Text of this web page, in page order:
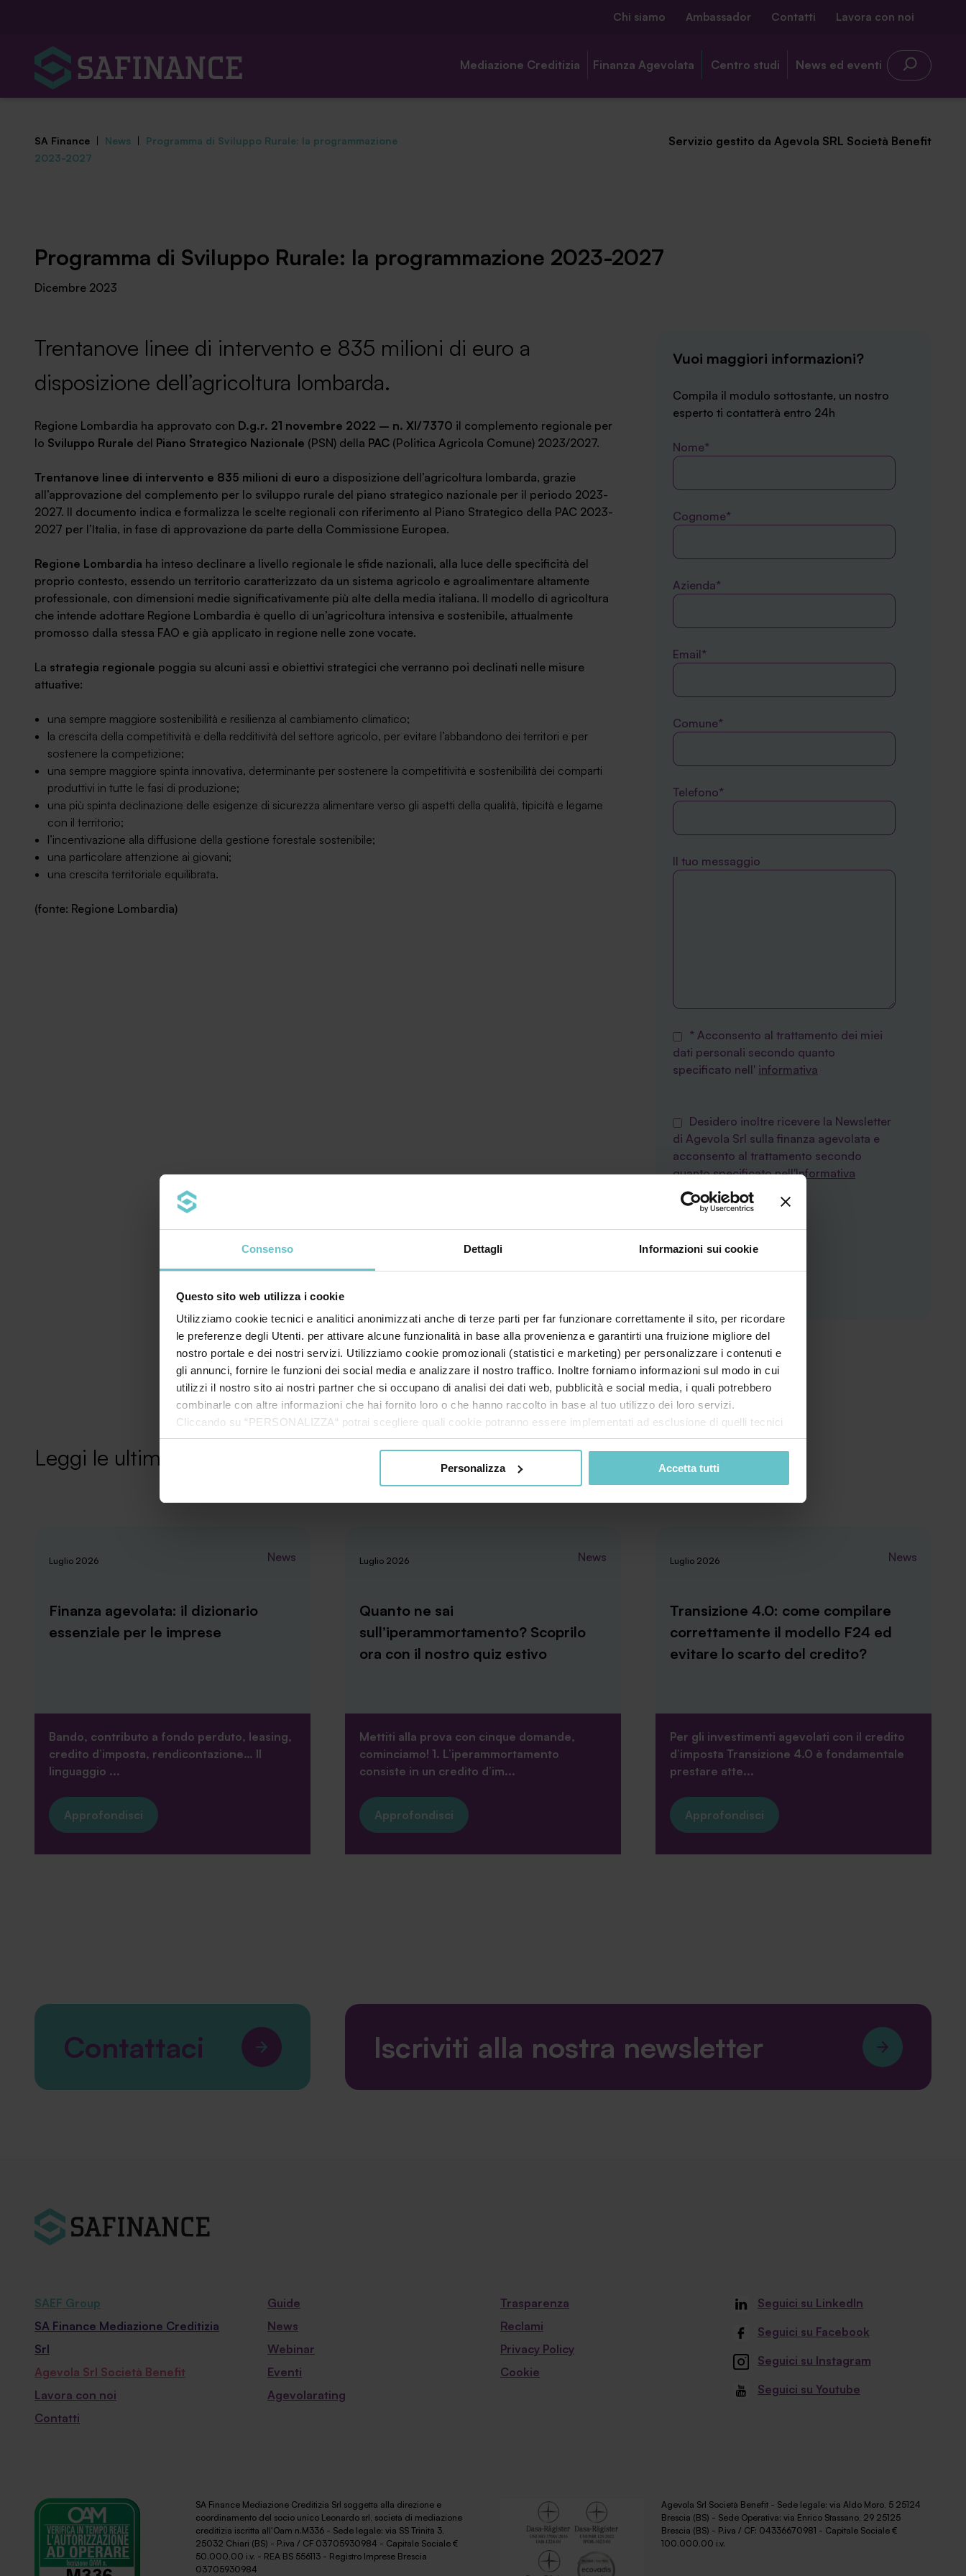
Consenso Dettagli Informazioni sui cookie
Questo sito web utilizza i cookie
Utilizziamo cookie tecnici e analitici anonimizzati anche di terze parti per far funzionare correttamente il sito, per ricordare
le preferenze degli Utenti. per attivare alcune funzionalità in base alla provenienza e garantirti una fruizione migliore del
nostro portale e dei nostri servizi. Utilizziamo cookie promozionali (statistici e marketing) per personalizzare i contenuti e
gli annunci, fornire le funzioni dei social media e analizzare il nostro traffico. Inoltre forniamo informazioni sul modo in cui
utilizzi il nostro sito ai nostri partner che si occupano di analisi dei dati web, pubblicità e social media, i quali potrebbero
combinarle con altre informazioni che hai fornito loro o che hanno raccolto in base al tuo utilizzo dei loro servizi.
Cliccando su “PERSONALIZZA“ potrai scegliere quali cookie potranno essere implementati ad esclusione di quelli tecnici
che sono necessari per il funzionamento del sito. Cliccando su “ACCETTA TUTTI” invece accetterai di implementare tutti i
informazioni complete ti invitiamo a consultare le "Informazioni sui Cookie" qui sopra.
Personalizza Accetta tutti
Finanza Agevolata
Centro studi
Contatti
Chi siamo Ambassador Contatti Lavora con noi
Mediazione Creditizia Finanza Agevolata Centro studi News ed eventi
SA Finance | News | Programma di Sviluppo Rurale: la programmazione
2023-2027
Servizio gestito da Agevola SRL Società Benefit
Programma di Sviluppo Rurale: la programmazione 2023-2027
Dicembre 2023
Trentanove linee di intervento e 835 milioni di euro a
disposizione dell’agricoltura lombarda.
Regione Lombardia ha approvato con D.g.r. 21 novembre 2022 – n. XI/7370 il complemento regionale per
lo Sviluppo Rurale del Piano Strategico Nazionale (PSN) della PAC (Politica Agricola Comune) 2023/2027.
Trentanove linee di intervento e 835 milioni di euro a disposizione dell’agricoltura lombarda, grazie
all’approvazione del complemento per lo sviluppo rurale del piano strategico nazionale per il periodo 2023-
2027. Il documento indica e formalizza le scelte regionali con riferimento al Piano Strategico della PAC 2023-
2027 per l’Italia, in fase di approvazione da parte della Commissione Europea.
Regione Lombardia ha inteso declinare a livello regionale le sfide nazionali, alla luce delle specificità del
proprio contesto, essendo un territorio caratterizzato da un sistema agricolo e agroalimentare altamente
professionale, con dimensioni medie significativamente più alte della media italiana. Il modello di agricoltura
che intende adottare Regione Lombardia è quello di un’agricoltura intensiva e sostenibile, attualmente
promosso dalla stessa FAO e già applicato in regione nelle zone vocate.
La strategia regionale poggia su alcuni assi e obiettivi strategici che verranno poi declinati nelle misure
attuative:
una sempre maggiore sostenibilità e resilienza al cambiamento climatico;
la crescita della competitività e della redditività del settore agricolo, per evitare l’abbandono dei territori e per
sostenere la competizione;
una sempre maggiore spinta innovativa, determinante per sostenere la competitività e sostenibilità dei comparti
produttivi in tutte le fasi di produzione;
una più spinta declinazione delle esigenze di sicurezza alimentare verso gli aspetti della qualità, tipicità e legame
con il territorio;
l’incentivazione alla diffusione della gestione forestale sostenibile;
una particolare attenzione ai giovani;
una crescita territoriale equilibrata.
(fonte: Regione Lombardia)
Vuoi maggiori informazioni?
Compila il modulo sottostante, un nostro
esperto ti contatterà entro 24h
Nome*
Cognome*
Azienda*
Email*
Comune*
Telefono*
Il tuo messaggio
* Acconsento al trattamento dei miei
dati personali secondo quanto
specificato nell' informativa
Desidero inoltre ricevere la Newsletter
di Agevola Srl sulla finanza agevolata e
acconsento al trattamento secondo
quanto specificato nell'Informativa
privacy
Leggi le ultime news
Luglio 2026 News
Finanza agevolata: il dizionario
essenziale per le imprese
Bando, contributo a fondo perduto, leasing,
credito d’imposta, rendicontazione… Il
linguaggio ...
Approfondisci
Luglio 2026 News
Quanto ne sai
sull’iperammortamento? Scoprilo
ora con il nostro quiz estivo
Mettiti alla prova con cinque domande,
cominciamo! 1. L’iperammortamento
consiste in un credito d’im...
Approfondisci
Luglio 2026 News
Transizione 4.0: come compilare
correttamente il modello F24 ed
evitare lo scarto del credito?
Per gli investimenti agevolati con il credito
d’imposta Transizione 4.0 è fondamentale
prestare atte...
Approfondisci
Contattaci Iscriviti alla nostra newsletter
SAEF Group
SA Finance Mediazione Creditizia
Srl
Agevola Srl Società Benefit
Lavora con noi
Contatti
Guide
News
Webinar
Eventi
Agevolarating
Trasparenza
Reclami
Privacy Policy
Cookie
Seguici su LinkedIn
Seguici su Facebook
Seguici su Instagram
Seguici su Youtube
SA Finance Mediazione Creditizia Srl soggetta alla direzione e
coordinamento del socio unico Leonardo srl, società di mediazione
creditizia iscritta all'Oam n.M336 - Sede legale: via SS Trinità 3,
25032 Chiari (BS) - P.iva / CF 03705930984 - Capitale Sociale €
50.000,00 i.v. - REA BS 556113 - Registro Imprese Brescia
03705930984
Agevola Srl Società Benefit - Sede legale: via Aldo Moro, 5 25124
Brescia (BS) - Sede Operativa: via Enrico Stassano, 29 25125
Brescia (BS) - P.iva / CF: 04336670981 - Capitale Sociale €
100.000,00 i.v.